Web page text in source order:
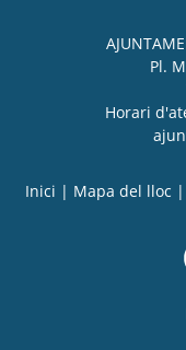
Pl.
Horari
Inici | Mapa del lloc |